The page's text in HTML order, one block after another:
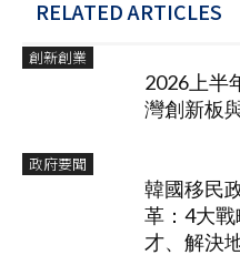
RELATED ARTICLES
創新創業
2026上半
灣創新板
政府要聞
韓國移民
革：4大
才、解決